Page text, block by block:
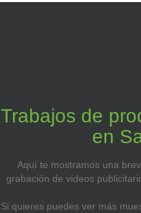
Trabajos de
en
Aquí te mostramos una
grabación de videos
Si quieres puedes ver más